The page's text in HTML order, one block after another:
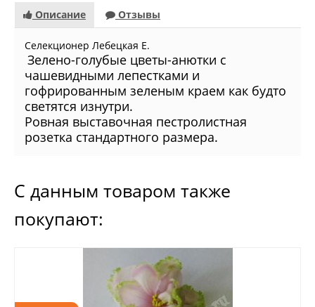
Описание Отзывы
Селекционер Лебецкая Е.
Зелено-голубые цветы-анютки с
чашевидными лепестками и
гофрированным зеленым краем как будто
светятся изнутри.
Ровная выставочная пестролистная
розетка стандартного размера.
С данным товаром также
покупают: